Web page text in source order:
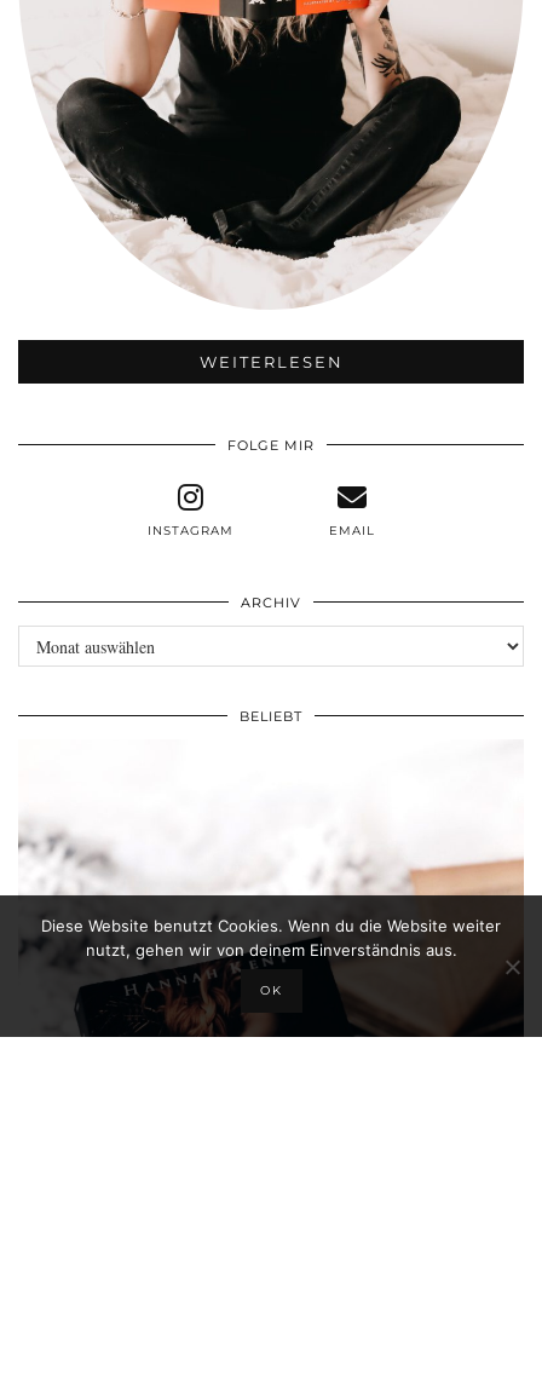
WEITERLESEN
FOLGE MIR
INSTAGRAM EMAIL
ARCHIV
Archiv
BELIEBT
Diese Website benutzt Cookies. Wenn du die Website weiter
nutzt, gehen wir von deinem Einverständnis aus.
OK